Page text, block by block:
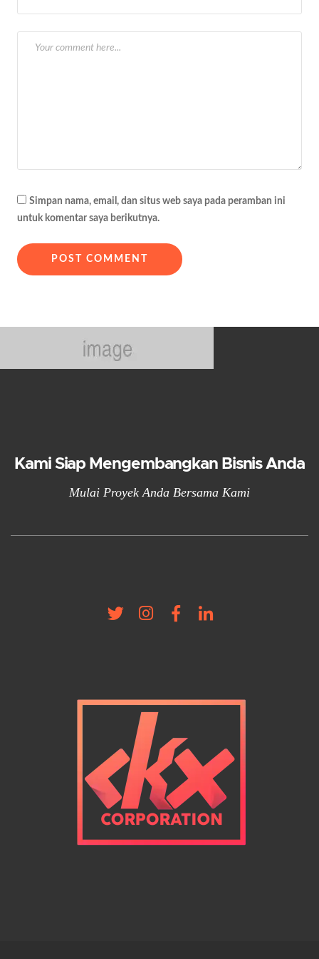
Simpan nama, email, dan situs web saya pada peramban ini
untuk komentar saya berikutnya.
Kami Siap Mengembangkan Bisnis Anda
Mulai Proyek Anda Bersama Kami